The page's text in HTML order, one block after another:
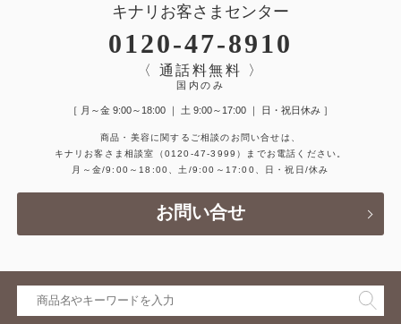
キナリお客さまセンター
0120-47-8910
〈 通話料無料 〉
国内のみ
［ 月～金 9:00～18:00 ｜ 土 9:00～17:00 ｜ 日・祝日休み ］
商品・美容に関するご相談のお問い合せは、
キナリお客さま相談室
（0120-47-3999）
までお電話ください。
月～金/9:00～18:00、土/9:00～17:00、日・祝日/休み
お問い合せ